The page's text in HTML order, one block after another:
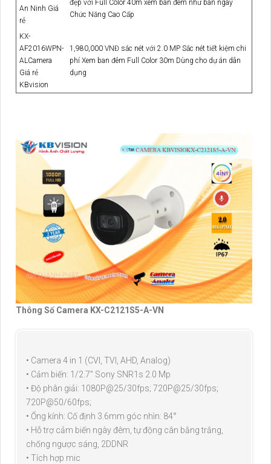
An Ninh Giá
rẻ
đẹp với Full Color 40m xem ban đêm như ban ngày
Chức Năng Cao Cấp
KX-
AF2016WPN-
ALCamera
Giá rẻ
KBvision
1,980,000 VNĐ sắc nét với 2.0 MP Sắc nét tiết kiệm chi
phí Xem ban đêm Full Color 30m Dùng cho dự án dân
dụng
Thông Số Camera KX-C2121S5-A-VN
• Camera 4 in 1 (CVI, TVI, AHD, Analog)
• Cảm biến: 1/2.7” Sony SNR1s 2.0 Mp
• Độ phân giải: 1080P@25/30fps; 720P@25/30fps;
720P@50/60fps;
• Ống kính: Cố định 3.6mm góc nhìn: 84°
• Hỗ trợ cảm biến ngày đêm, tự động cân bằng trắng,
chống ngược sáng, 2DDNR
• Tích hợp mic